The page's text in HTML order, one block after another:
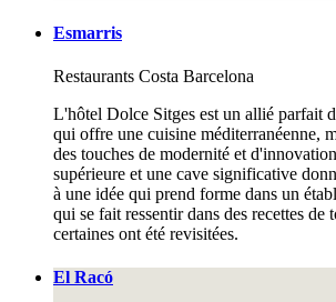
Esmarris
Restaurants Costa Barcelona
L'hôtel Dolce Sitges est un allié parfait
qui offre une cuisine méditerranéenne,
des touches de modernité et
supérieure et une cave significative
à une idée qui prend forme dans un
qui se fait ressentir dans des recettes de
certaines ont été revisitées.
El Racó